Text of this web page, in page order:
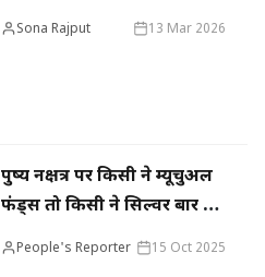
और क्या है शुभ?
Sona Rajput 13 Mar 2026
पुष्य नक्षत्र पर किसी ने म्यूचुअल
फंड्स तो किसी ने सिल्वर बार में
किया इंवेस्टमेंट
People's Reporter 15 Oct 2025